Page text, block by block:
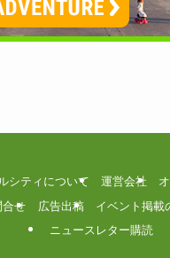
シティについて 運営会社
合せ
広告出稿
イベント掲載
ニュースレター購読